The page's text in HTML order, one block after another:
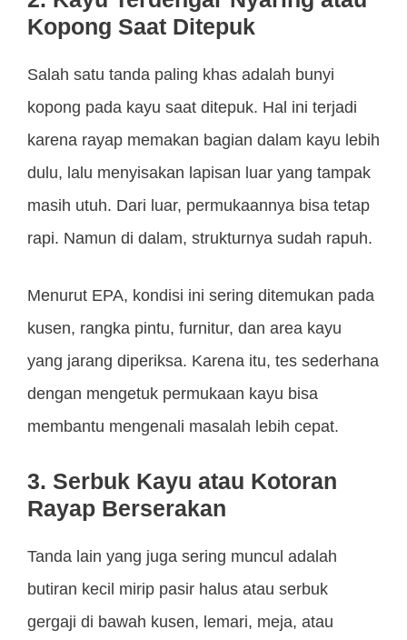
Kopong Saat Ditepuk
Salah satu tanda paling khas adalah bunyi
kopong pada kayu saat ditepuk. Hal ini terjadi
karena rayap memakan bagian dalam kayu lebih
dulu, lalu menyisakan lapisan luar yang tampak
masih utuh. Dari luar, permukaannya bisa tetap
rapi. Namun di dalam, strukturnya sudah rapuh.
Menurut EPA, kondisi ini sering ditemukan pada
kusen, rangka pintu, furnitur, dan area kayu
yang jarang diperiksa. Karena itu, tes sederhana
dengan mengetuk permukaan kayu bisa
membantu mengenali masalah lebih cepat.
3. Serbuk Kayu atau Kotoran
Rayap Berserakan
Tanda lain yang juga sering muncul adalah
butiran kecil mirip pasir halus atau serbuk
gergaji di bawah kusen, lemari, meja, atau